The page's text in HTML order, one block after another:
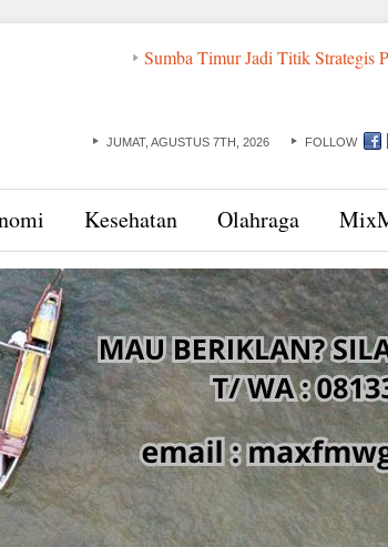
Sumba Timur Jadi Titik Strategis
JUMAT, AGUSTUS 7TH, 2026 FOLLOW
Kesehatan Olahraga